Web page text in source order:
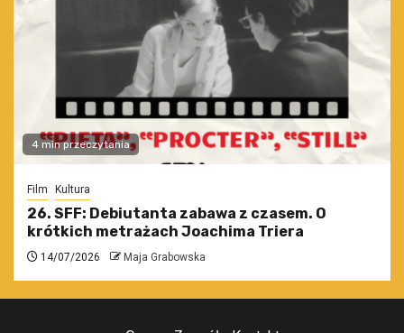
4 min przeczytania
Film Kultura
26. SFF: Debiutanta zabawa z czasem. O
krótkich metrażach Joachima Triera
14/07/2026 Maja Grabowska